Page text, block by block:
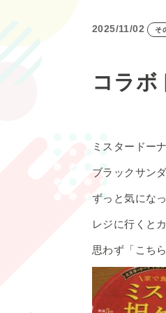
2025/11/02 そ
コラボ
ミスタードー
ブラックサン
ずっと気にな
レジに行くと
思わず「こち